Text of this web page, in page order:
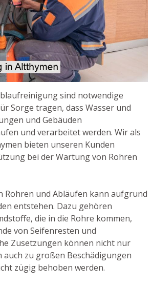
sind notwendige
Sorge tragen, dass Wasser und
und Gebäuden
und verarbeitet werden. Wir als
bieten unseren Kunden
bei der Wartung von Rohren
Rohren und Abläufen kann aufgrund
entstehen. Dazu gehören
die in die Rohre kommen,
von Seifenresten und
Zusetzungen können nicht nur
auch zu großen Beschädigungen
zügig behoben werden.